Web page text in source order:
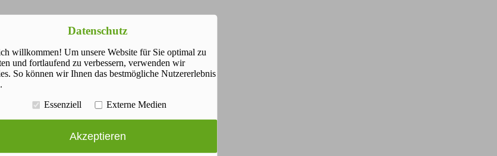
Datenschutz
willkommen! Um unsere Website für Sie optimal zu
und fortlaufend zu verbessern, verwenden wir
So können wir Ihnen das bestmögliche Nutzererlebnis
Essenziell
Externe Medien
Akzeptieren